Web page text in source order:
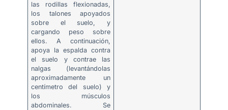
las rodillas flexionadas,
los talones apoyados
sobre el suelo, y
cargando peso sobre
ellos. A continuación,
apoya la espalda contra
el suelo y contrae las
nalgas (levantándolas
aproximadamente un
centímetro del suelo) y
los músculos
abdominales. Se